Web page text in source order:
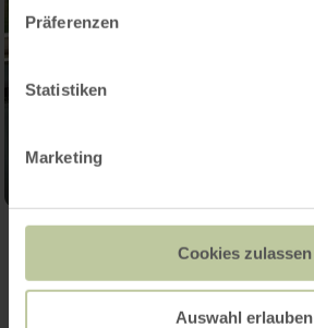
Präferenzen
Statistiken
Marketing
Cookies zulassen
Auswahl erlauben
Kontakt